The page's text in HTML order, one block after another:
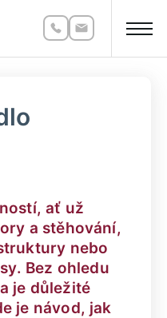
ať už
a stěhování,
nebo
Bez ohledu
je důležité
je návod, jak